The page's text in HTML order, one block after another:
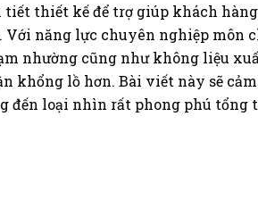
thiết kế để trợ giúp khách
năng lực chuyên nghiệp môn
nhường cũng như không liệu
khổng lồ hơn. Bài viết này sẽ
đến loại nhìn rất phong phú